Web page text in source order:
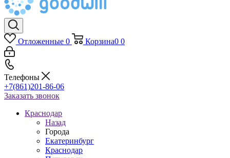
Отложенные 0 Корзина0 0
Телефоны
+7(861)201-86-06
Заказать звонок
Краснодар
Назад
Города
Екатеринбург
Краснодар